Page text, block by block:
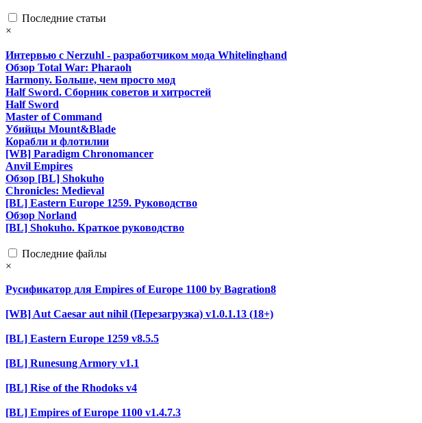
Последние статьи
×
Интервью с Nerzuhl - разработчиком мода Whitelinghand
Обзор Total War: Pharaoh
Harmony. Больше, чем просто мод
Half Sword. Сборник советов и хитростей
Half Sword
Master of Command
Убийцы Mount&Blade
Корабли и флотилии
[WB] Paradigm Chronomancer
Anvil Empires
Обзор [BL] Shokuho
Chronicles: Medieval
[BL] Eastern Europe 1259. Руководство
Обзор Norland
[BL] Shokuho. Краткое руководство
Последние файлы
×
Русификатор для Empires of Europe 1100 by Bagration8
[WB] Aut Caesar aut nihil (Перезагрузка) v1.0.1.13 (18+)
[BL] Eastern Europe 1259 v8.5.5
[BL] Runesung Armory v1.1
[BL] Rise of the Rhodoks v4
[BL] Empires of Europe 1100 v1.4.7.3